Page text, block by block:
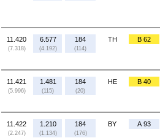
11.420
(7.318)
6.577
(4.192)
184
(114)
TH B 62
11.421
(5.996)
1.481
(115)
184
(20)
HE B 40
11.422
(2.247)
1.210
(1.134)
184
(176)
BY A 93